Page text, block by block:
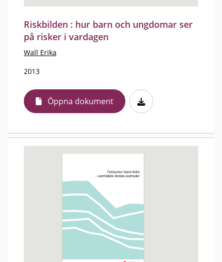
Riskbilden : hur barn och ungdomar ser
på risker i vardagen
Wall Erika
2013
Öppna dokument